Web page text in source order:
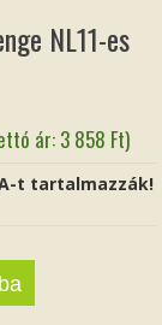
NL11-es
ár: 3 858 Ft)
t tartalmazzák!